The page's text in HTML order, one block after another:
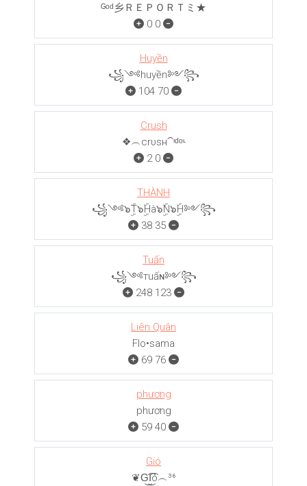
ᴳᵒᵈ乡ＲＥＰＯＲＴミ★
0 0
Huyền
꧁༺huyền༻꧂
104 70
Crush
❖︵crυѕн⁀ᶦᵈᵒᶫ
2 0
THÀNH
꧁༺๖ۣۜT๖ۣۜHà๖ۣۜN๖ۣۜH༻꧂
38 35
Tuấn
꧁༺тuấɴ༻꧂
248 123
Liên Quân
Flo•sama
69 76
phương
phương
59 40
Gió
❦G͜͡I͜͡ó︵³⁶